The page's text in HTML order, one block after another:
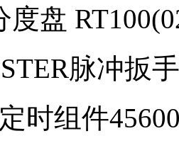
度盘
脉冲扳
时组件